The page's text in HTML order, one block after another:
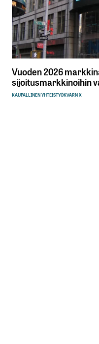
Vuoden 2026
sijoitusmarkkinoihin
KAUPALLINEN YHTEISTYÖKVARN X